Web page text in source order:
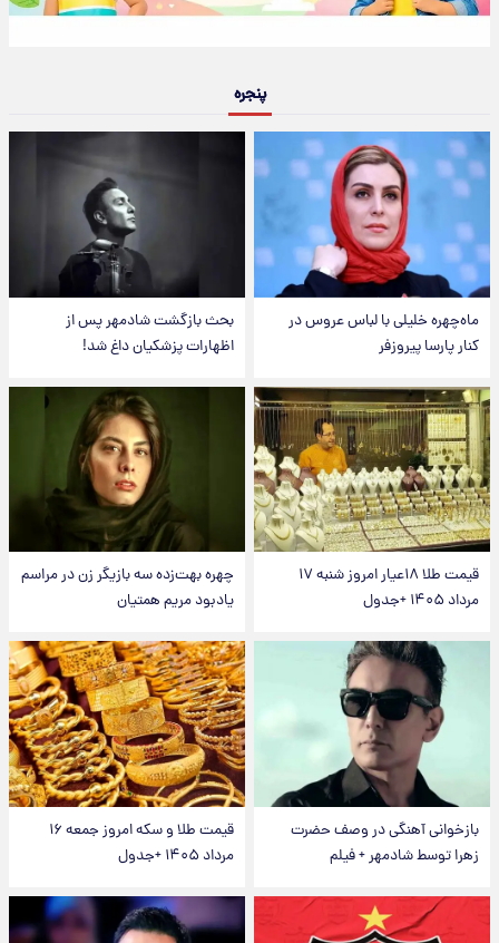
پنجره
ماه‌چهره خلیلی با لباس عروس در
کنار پارسا پیروزفر
بحث بازگشت شادمهر پس از
اظهارات پزشکیان داغ شد!
قیمت طلا ۱۸عیار امروز شنبه ۱۷
مرداد ۱۴۰۵ +جدول
چهره بهت‌زده سه بازیگر زن در مراسم
یادبود مریم همتیان
بازخوانی آهنگی در وصف حضرت
زهرا توسط شادمهر + فیلم
قیمت طلا و سکه امروز جمعه ۱۶
مرداد ۱۴۰۵ +جدول